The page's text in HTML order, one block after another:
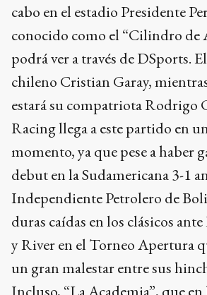
cabo en el estadio Presidente
conocido como el “Cilindro de
podrá ver a través de DSports.
chileno Cristian Garay,
estará su compatriota Rodrigo
Racing llega a este partido en
momento, ya que pese a haber
debut en la Sudamericana 3-1
Independiente Petrolero de
duras caídas en los clásicos
y River en el Torneo Apertura
un gran malestar entre sus
Incluso, “La Academia”, que